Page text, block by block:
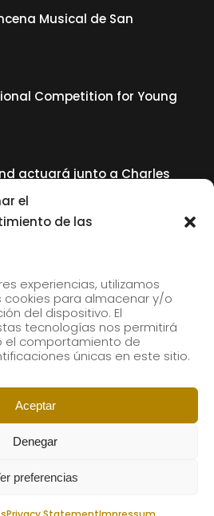
el
de las
experiencias, utilizamos
para almacenar y/o
del dispositivo. El
tecnologías nos permitirá
el comportamiento de
únicas en este sitio.
Aceptar
Denegar
preferencias
Musical de San
Competition for Young
actuará junto a Charles
to receive our news by